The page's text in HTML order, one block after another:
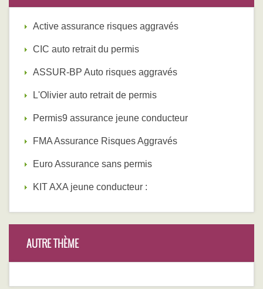
Active assurance risques aggravés
CIC auto retrait du permis
ASSUR-BP Auto risques aggravés
L'Olivier auto retrait de permis
Permis9 assurance jeune conducteur
FMA Assurance Risques Aggravés
Euro Assurance sans permis
KIT AXA jeune conducteur :
AUTRE THÈME